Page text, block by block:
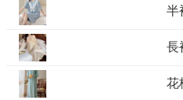
半
長
花